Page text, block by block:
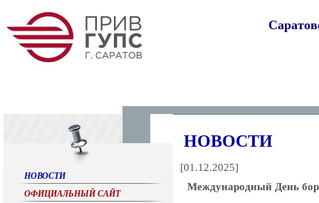
НОВОСТИ
ОФИЦИАЛЬНЫЙ САЙТ
НОВОСТИ
[01.12.2025]
Международный День